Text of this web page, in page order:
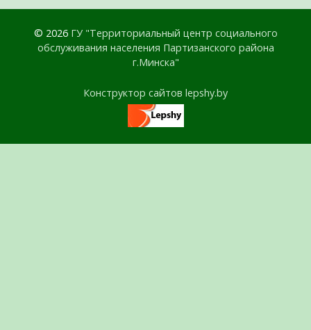
© 2026 ГУ "Территориальный центр социального
обслуживания населения Партизанского района
г.Минска"
Конструктор сайтов lepshy.by